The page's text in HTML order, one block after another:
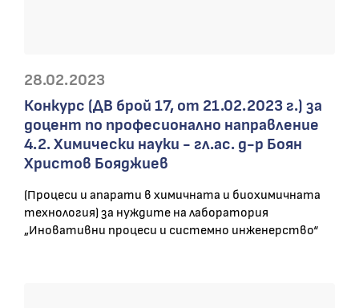
28.02.2023
Конкурс (ДВ брой 17, от 21.02.2023 г.) за
доцент по професионално направление
4.2. Химически науки - гл.ас. д-р Боян
Христов Бояджиев
(Процеси и апарати в химичната и биохимичната
технология) за нуждите на лаборатория
„Иновативни процеси и системно инженерство“